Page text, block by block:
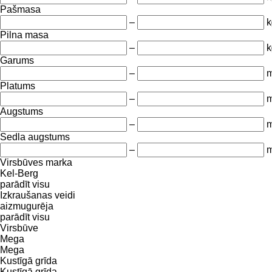
Pašmasa
–
Pilna masa
–
Garums
–
Platums
–
Augstums
–
Sedla augstums
–
Virsbūves marka
Kel-Berg
parādīt visu
Izkraušanas veidi
aizmugurēja
parādīt visu
Virsbūve
Mega
Mega
Kustīgā grīda